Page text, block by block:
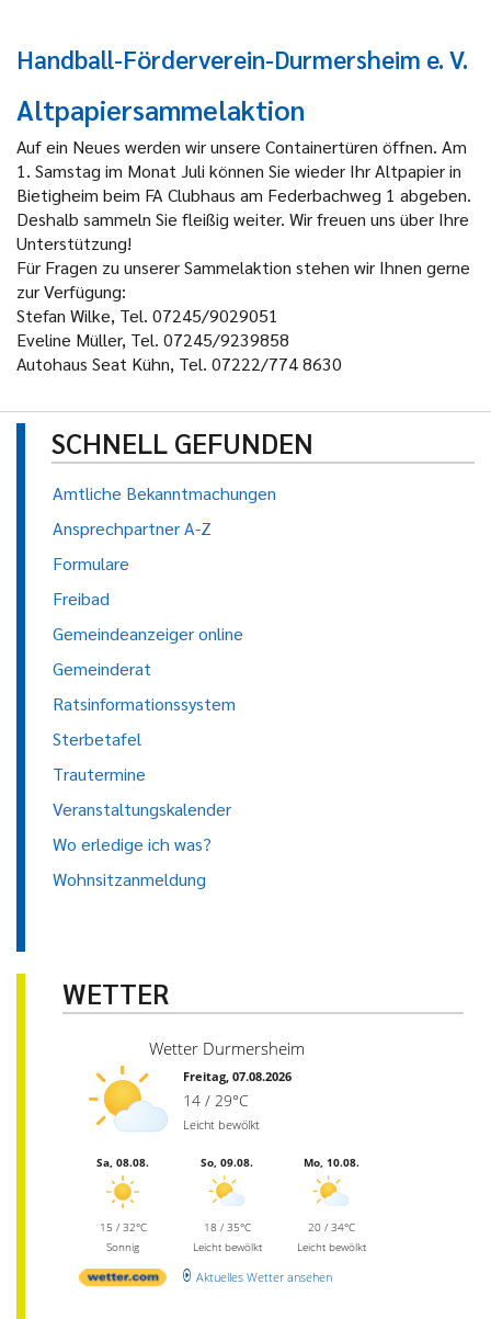
Handball-Förderverein-Durmersheim e. V.
Altpapiersammelaktion
Auf ein Neues werden wir unsere Containertüren öffnen. Am
1. Samstag im Monat Juli können Sie wieder Ihr Altpapier in
Bietigheim beim FA Clubhaus am Federbachweg 1 abgeben.
Deshalb sammeln Sie fleißig weiter. Wir freuen uns über Ihre
Unterstützung!
Für Fragen zu unserer Sammelaktion stehen wir Ihnen gerne
zur Verfügung:
Stefan Wilke, Tel. 07245/9029051
Eveline Müller, Tel. 07245/9239858
Autohaus Seat Kühn, Tel. 07222/774 8630
SCHNELL GEFUNDEN
Amtliche Bekanntmachungen
Ansprechpartner A-Z
Formulare
Freibad
Gemeindeanzeiger online
Gemeinderat
Ratsinformationssystem
Sterbetafel
Trautermine
Veranstaltungskalender
Wo erledige ich was?
Wohnsitzanmeldung
WETTER
Wetter Durmersheim
Freitag, 07.08.2026
14 / 29°C
Leicht bewölkt
Sa, 08.08.
15 / 32°C
Sonnig
So, 09.08.
18 / 35°C
Leicht bewölkt
Mo, 10.08.
20 / 34°C
Leicht bewölkt
Aktuelles Wetter ansehen